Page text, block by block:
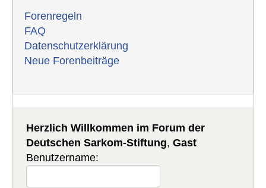
Forenregeln
FAQ
Datenschutzerklärung
Neue Forenbeiträge
Herzlich Willkommen im Forum der
Deutschen Sarkom-Stiftung,Gast
Benutzername: